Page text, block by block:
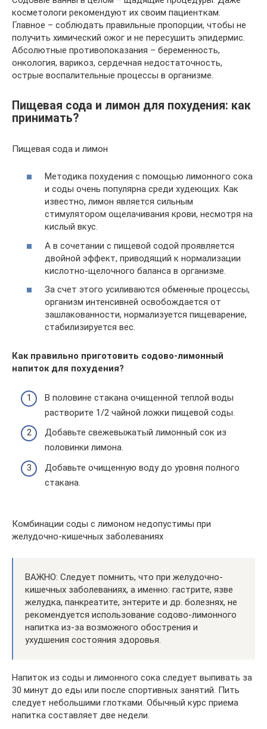
косметологи рекомендуют их своим пациенткам.
Главное – соблюдать правильные пропорции, чтобы не
получить химический ожог и не пересушить эпидермис.
Абсолютные противопоказания – беременность,
онкология, варикоз, сердечная недостаточность,
острые воспалительные процессы в организме.
Пищевая сода и лимон для похудения: как
принимать?
Пищевая сода и лимон
Методика похудения с помощью лимонного сока
и соды очень популярна среди худеющих. Как
известно, лимон является сильным
стимулятором ощелачивания крови, несмотря на
кислый вкус.
А в сочетании с пищевой содой проявляется
двойной эффект, приводящий к нормализации
кислотно-щелочного баланса в организме.
За счет этого усиливаются обменные процессы,
организм интенсивней освобождается от
зашлакованности, нормализуется пищеварение,
стабилизируется вес.
Как правильно приготовить содово-лимонный
напиток для похудения?
В половине стакана очищенной теплой воды
растворите 1/2 чайной ложки пищевой соды.
Добавьте свежевыжатый лимонный сок из
половинки лимона.
Добавьте очищенную воду до уровня полного
стакана.
Комбинации соды с лимоном недопустимы при
желудочно-кишечных заболеваниях
ВАЖНО: Следует помнить, что при желудочно-
кишечных заболеваниях, а именно: гастрите, язве
желудка, панкреатите, энтерите и др. болезнях, не
рекомендуется использование содово-лимонного
напитка из-за возможного обострения и
ухудшения состояния здоровья.
Напиток из соды и лимонного сока следует выпивать за
30 минут до еды или после спортивных занятий. Пить
следует небольшими глотками. Обычный курс приема
напитка составляет две недели.